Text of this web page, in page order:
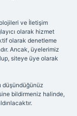
ve İletişim
olarak hizmet
olarak denetleme
Ancak, üyelerimiz
siteye üye olarak
düşündüğünüz
bildirmeniz halinde,